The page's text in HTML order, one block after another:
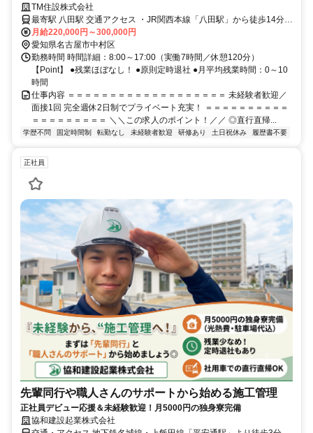
TM住設株式会社
最寄駅 八田駅 交通アクセス ・JR関西本線「八田駅」から徒歩14分
・地下鉄東山線「八田駅」から徒歩14分 ・近鉄名古屋線「近鉄八田
駅」から徒歩15分
月給220,000円～300,000円
愛知県名古屋市中村区
勤務時間 時間詳細：8:00～17:00（実働7時間／休憩120分）
【Point】 ●残業ほぼなし！ ●原則定時退社 ●月平均残業時間：0～10
時間
仕事内容 ＝＝＝＝＝＝＝＝＝＝＝＝＝＝＝＝＝＝＝ 未経験者歓迎／
面接1回 完全週休2日制でプライベート充実！ ＝＝＝＝＝＝＝＝＝＝
＝＝＝＝＝＝＝＝＝ ＼＼この求人のポイント！／／ ◎直行直帰...
学歴不問 固定時間制 転勤なし 未経験者歓迎 研修あり 土日祝休み 履歴書不要
正社員
先輩同行や職人さんのサポートから始める施工管理
正社員デビュー応援＆未経験歓迎！月5000円の独身寮完備
協和建設起業株式会社